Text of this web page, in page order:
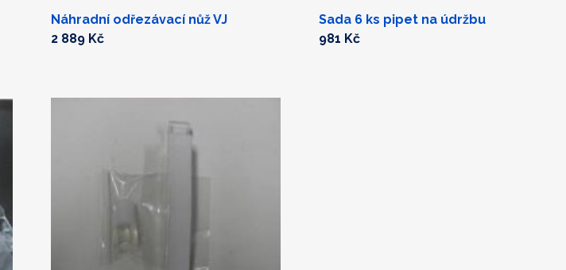
Náhradní odřezávací nůž VJ
2 889 Kč
Sada 6 ks pipet na údržbu
981 Kč